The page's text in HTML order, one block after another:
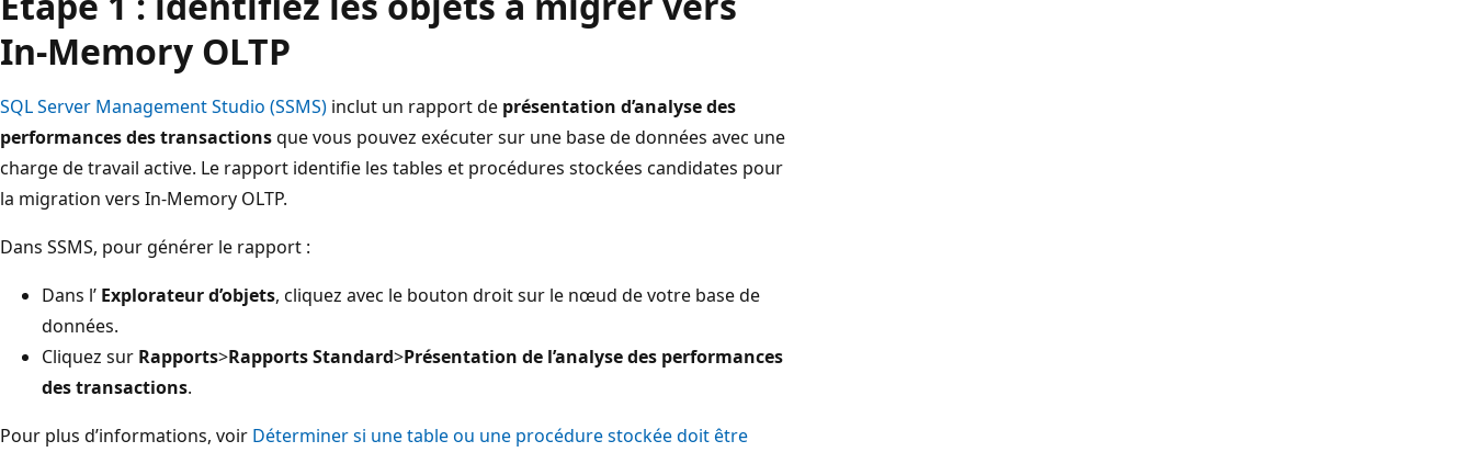
In-Memory OLTP
SQL Server Management Studio (SSMS) inclut un rapport de présentation d’analyse des
performances des transactionsque vous pouvez exécuter sur une base de données avec une
charge de travail active. Le rapport identifie les tables et procédures stockées candidates pour
la migration vers In-Memory OLTP.
Dans SSMS, pour générer le rapport :
Dans l’ Explorateur d’objets, cliquez avec le bouton droit sur le nœud de votre base de
données.
Cliquez sur Rapports>Rapports Standard>Présentation de l’analyse des performances
des transactions.
Pour plus d’informations, voir Déterminer si une table ou une procédure stockée doit être